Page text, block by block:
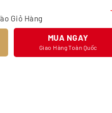
Giỏ Hàng
MUA NGAY
Giao Hàng Toàn Quốc